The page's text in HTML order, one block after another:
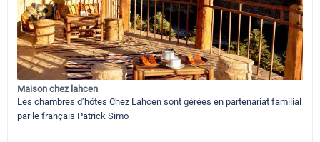
Maison chez lahcen
Les chambres d’hôtes Chez Lahcen sont gérées en partenariat familial
par le français Patrick Simo